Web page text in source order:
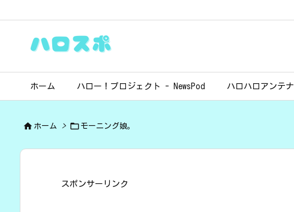
ホーム ハロー！プロジェクト - NewsPod ハロハロアンテナ
 ホーム >  モーニング娘。
スポンサーリンク